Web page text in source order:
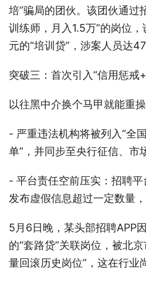
培”骗局的团伙。该团伙通过
训练师，月入1.5万”的岗位
元的“培训贷”，涉案人员达
突破三：首次引入“信用惩戒
以往黑中介换个马甲就能重
- 严重违法机构将被列入“全
单”，并同步至央行征信、市
- 平台责任空前压实：招聘平
发布虚假信息超过一定数量
5月6日晚，某头部招聘APP
的“套路贷”关联岗位，被北
量回滚历史岗位”，这在行业